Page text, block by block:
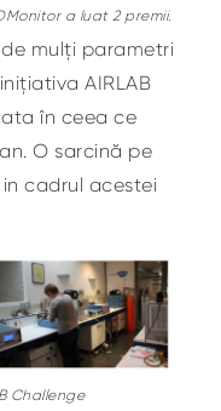
a luat 2 premii.
mulți parametri
AIRLAB
în ceea ce
O sarcină pe
cadrul acestei
Challenge